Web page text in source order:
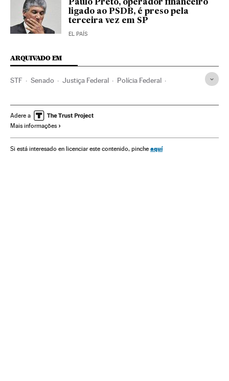
Paulo Preto, operador financeiro
ligado ao PSDB, é preso pela
terceira vez em SP
EL PAÍS
ARQUIVADO EM
STF Senado Justiça Federal Polícia Federal
América do Sul América Latina
Política
Adere a
Mais informações
Si está interesado en licenciar este contenido, pinche aquí